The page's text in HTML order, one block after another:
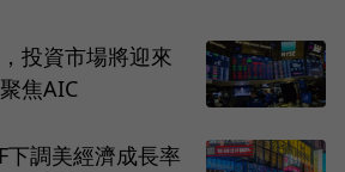
投資市場將迎來
焦AIC
下調美經濟成長率